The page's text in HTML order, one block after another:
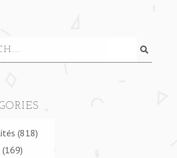
(ESTA. REMIX) **** COME
(818)
(169)